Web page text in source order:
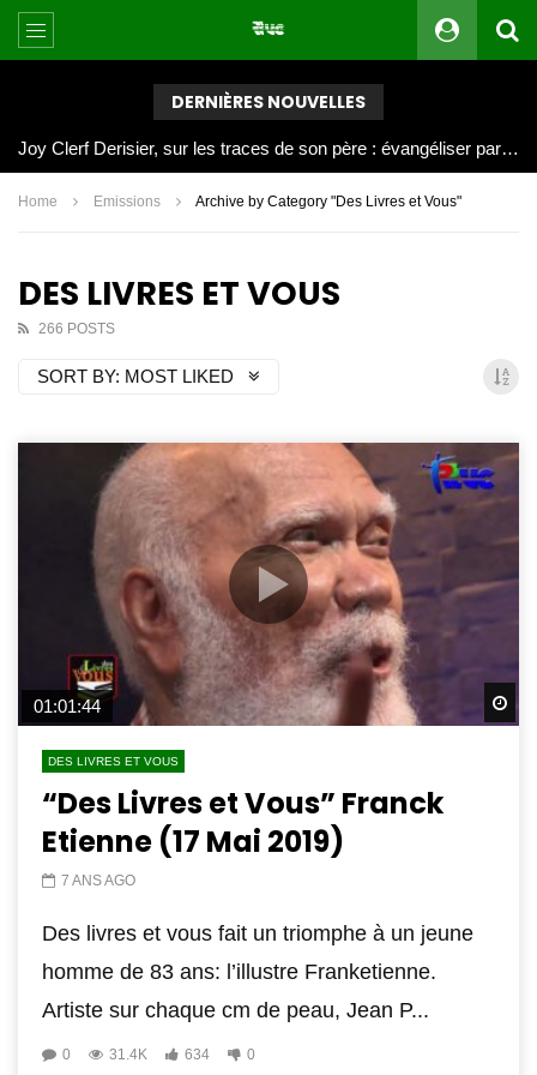
DERNIÈRES NOUVELLES
Joy Clerf Derisier, sur les traces de son père : évangéliser par la musique
Home Emissions Archive by Category "Des Livres et Vous"
DES LIVRES ET VOUS
266 POSTS
SORT BY: MOST LIKED
01:01:44
DES LIVRES ET VOUS
“Des Livres et Vous” Franck
Etienne (17 Mai 2019)
7 ANS AGO
Des livres et vous fait un triomphe à un jeune
homme de 83 ans: l’illustre Franketienne.
Artiste sur chaque cm de peau, Jean P...
0 31.4K 634 0